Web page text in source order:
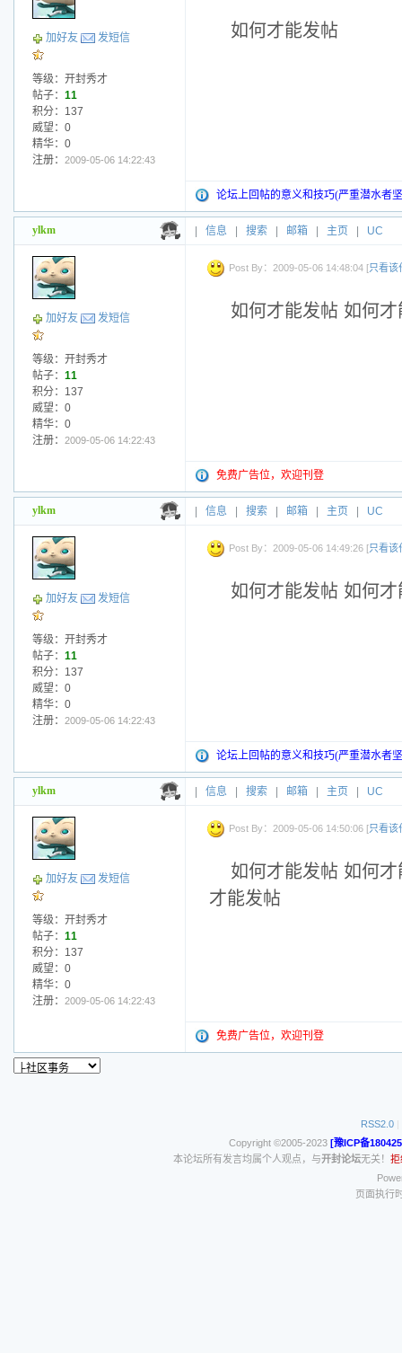
加好友 发短信
等级：开封秀才
帖子： 11
积分：137
威望：0
精华：0
注册： 2009-05-06 14:22:43
如何才能发帖
论坛上回帖的意义和技巧(严重潜水者
ylkm 信息 搜索 邮箱 主页 UC
加好友 发短信
等级：开封秀才
帖子： 11
积分：137
威望：0
精华：0
注册： 2009-05-06 14:22:43
Post By：2009-05-06 14:48:04 [只看该
如何才能发帖 如何
免费广告位，欢迎刊登
ylkm 信息 搜索 邮箱 主页 UC
加好友 发短信
等级：开封秀才
帖子： 11
积分：137
威望：0
精华：0
注册： 2009-05-06 14:22:43
Post By：2009-05-06 14:49:26 [只看该
如何才能发帖 如何
论坛上回帖的意义和技巧(严重潜水者
ylkm 信息 搜索 邮箱 主页 UC
加好友 发短信
等级：开封秀才
帖子： 11
积分：137
威望：0
精华：0
注册： 2009-05-06 14:22:43
Post By：2009-05-06 14:50:06 [只看该
如何才能发帖 如何
才能发帖
免费广告位，欢迎刊登
RSS2.0 |
Copyright ©2005-2023 [豫ICP备
本论坛所有发言均属个人观点，与开封论坛无关！ 拒
页面执行